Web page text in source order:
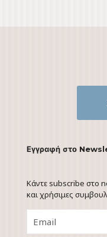
Εγγραφή στο
Κάντε subscribe στο
και χρήσιμες